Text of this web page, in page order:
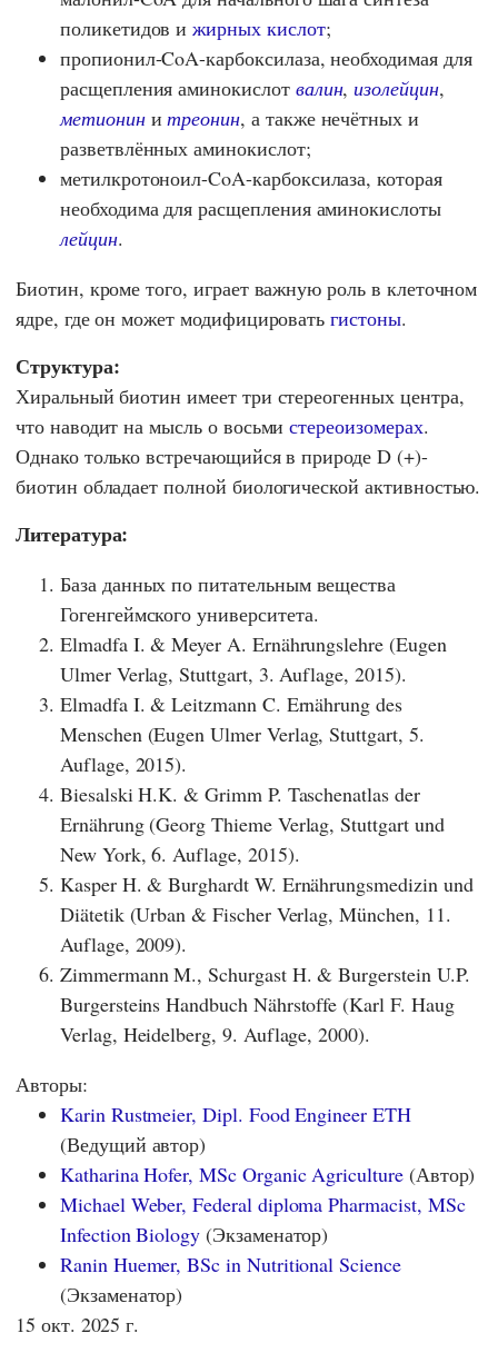
поликетидов ижирных кислот;
пропионил-CoA-карбоксилаза, необходимая для
расщепления аминокислот валин, изолейцин,
метионинитреонин, а также нечётных и
разветвлённых аминокислот;
метилкротоноил-CoA-карбоксилаза, которая
необходима для расщепления аминокислоты
лейцин.
Биотин, кроме того, играет важную роль в клеточном
ядре, где он может модифицироватьгистоны.
Структура:
Хиральный биотин имеет три стереогенных центра,
что наводит на мысль о восьмистереоизомерах.
Однако только встречающийся в природе D (+)-
биотин обладает полной биологической активностью.
Литература:
База данных по питательным вещества
Гогенгеймского университета.
Elmadfa I. & Meyer A. Ernährungslehre (Eugen
Ulmer Verlag, Stuttgart, 3. Auflage, 2015).
Elmadfa I. & Leitzmann C. Ernährung des
Menschen (Eugen Ulmer Verlag, Stuttgart, 5.
Auflage, 2015).
Biesalski H.K. & Grimm P. Taschenatlas der
Ernährung (Georg Thieme Verlag, Stuttgart und
New York, 6. Auflage, 2015).
Kasper H. & Burghardt W. Ernährungsmedizin und
Diätetik (Urban & Fischer Verlag, München, 11.
Auflage, 2009).
Zimmermann M., Schurgast H. & Burgerstein U.P.
Burgersteins Handbuch Nährstoffe (Karl F. Haug
Verlag, Heidelberg, 9. Auflage, 2000).
Авторы:
Karin Rustmeier, Dipl. Food Engineer ETH
(Ведущий автор)
Katharina Hofer, MSc Organic Agriculture(Автор)
Michael Weber, Federal diploma Pharmacist, MSc
Infection Biology (Экзаменатор)
Ranin Huemer, BSc in Nutritional Science
(Экзаменатор)
15 окт. 2025 г.